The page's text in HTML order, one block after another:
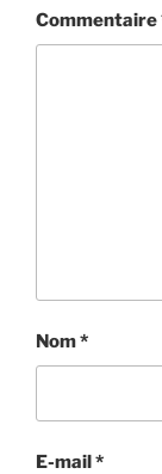
Commentaire
Nom*
E-mail*